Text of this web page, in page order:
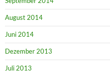
August 2014
Juni 2014
Dezember 2013
Juli 2013